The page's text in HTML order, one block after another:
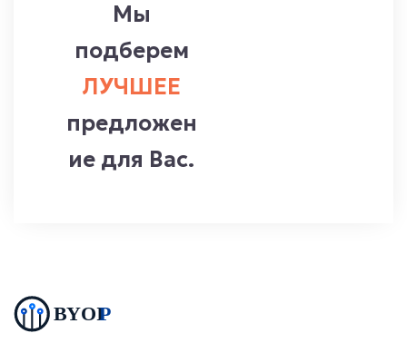
Мы
подберем
ЛУЧШЕЕ
предложен
ие для Вас.